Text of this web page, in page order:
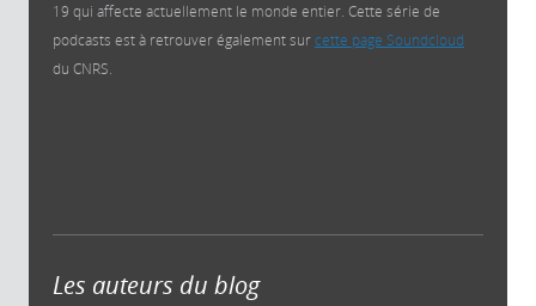
19 qui affecte actuellement le monde entier. Cette série de
podcasts est à retrouver également surcette page Soundcloud
du CNRS.
Les auteurs du blog